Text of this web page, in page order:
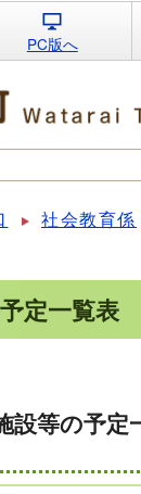
PC版へ
社会教育係
定一覧表
設等の予定